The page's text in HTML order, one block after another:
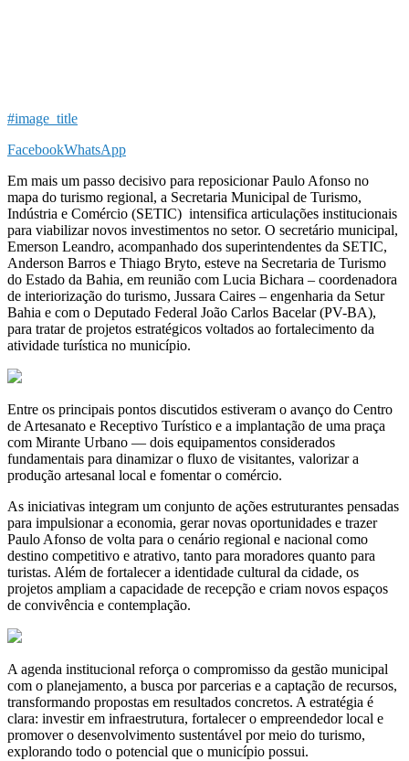
#image_title
FacebookWhatsApp
Em mais um passo decisivo para reposicionar Paulo Afonso no
mapa do turismo regional, a Secretaria Municipal de Turismo,
Indústria e Comércio (SETIC) intensifica articulações institucionais
para viabilizar novos investimentos no setor. O secretário municipal,
Emerson Leandro, acompanhado dos superintendentes da SETIC,
Anderson Barros e Thiago Bryto, esteve na Secretaria de Turismo
do Estado da Bahia, em reunião com Lucia Bichara – coordenadora
de interiorização do turismo, Jussara Caires – engenharia da Setur
Bahia e com o Deputado Federal João Carlos Bacelar (PV-BA),
para tratar de projetos estratégicos voltados ao fortalecimento da
atividade turística no município.
Entre os principais pontos discutidos estiveram o avanço do Centro
de Artesanato e Receptivo Turístico e a implantação de uma praça
com Mirante Urbano — dois equipamentos considerados
fundamentais para dinamizar o fluxo de visitantes, valorizar a
produção artesanal local e fomentar o comércio.
As iniciativas integram um conjunto de ações estruturantes pensadas
para impulsionar a economia, gerar novas oportunidades e trazer
Paulo Afonso de volta para o cenário regional e nacional como
destino competitivo e atrativo, tanto para moradores quanto para
turistas. Além de fortalecer a identidade cultural da cidade, os
projetos ampliam a capacidade de recepção e criam novos espaços
de convivência e contemplação.
A agenda institucional reforça o compromisso da gestão municipal
com o planejamento, a busca por parcerias e a captação de recursos,
transformando propostas em resultados concretos. A estratégia é
clara: investir em infraestrutura, fortalecer o empreendedor local e
promover o desenvolvimento sustentável por meio do turismo,
explorando todo o potencial que o município possui.